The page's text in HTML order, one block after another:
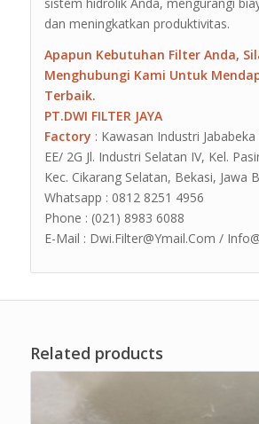
sistem hidrolik Anda, mengurangi
dan meningkatkan produktivitas.
Apapun Kebutuhan Filter Anda,
Menghubungi Kami Untuk
Terbaik.
PT.DWI FILTER JAYA
Factory : Kawasan Industri
EE/ 2G Jl. Industri Selatan IV, Kel.
Kec. Cikarang Selatan, Bekasi, Jawa
Whatsapp : 0812 8251 4956
Phone : (021) 8983 6088
E-Mail : Dwi.Filter@Ymail.Com /
Related products